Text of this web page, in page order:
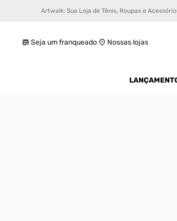
Artwalk: Sua Loja de Tênis, Roupas e
Seja um franqueado Nossas lojas
Tênis Air Jordan 1 Low Se V2